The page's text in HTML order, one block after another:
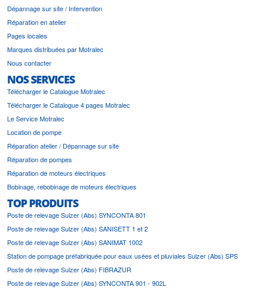
Dépannage sur site / Intervention
Réparation en atelier
Pages locales
Marques distribuées par Motralec
Nous contacter
NOS SERVICES
Télécharger le Catalogue Motralec
Télécharger le Catalogue 4 pages Motralec
Le Service Motralec
Location de pompe
Réparation atelier / Dépannage sur site
Réparation de pompes
Réparation de moteurs électriques
Bobinage, rebobinage de moteurs électriques
TOP PRODUITS
Poste de relevage Sulzer (Abs) SYNCONTA 801
Poste de relevage Sulzer (Abs) SANISETT 1 et 2
Poste de relevage Sulzer (Abs) SANIMAT 1002
Station de pompage préfabriquée pour eaux usées et pluviales Sulzer (Abs) SPS
Poste de relevage Sulzer (Abs) FIBRAZUR
Poste de relevage Sulzer (Abs) SYNCONTA 901 - 902L